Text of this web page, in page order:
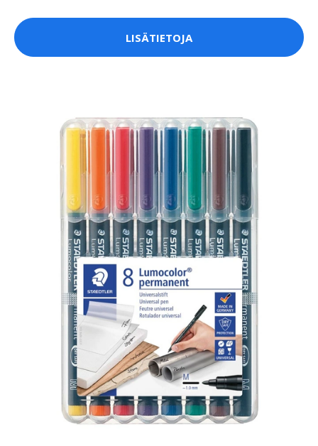
LISÄTIETOJA